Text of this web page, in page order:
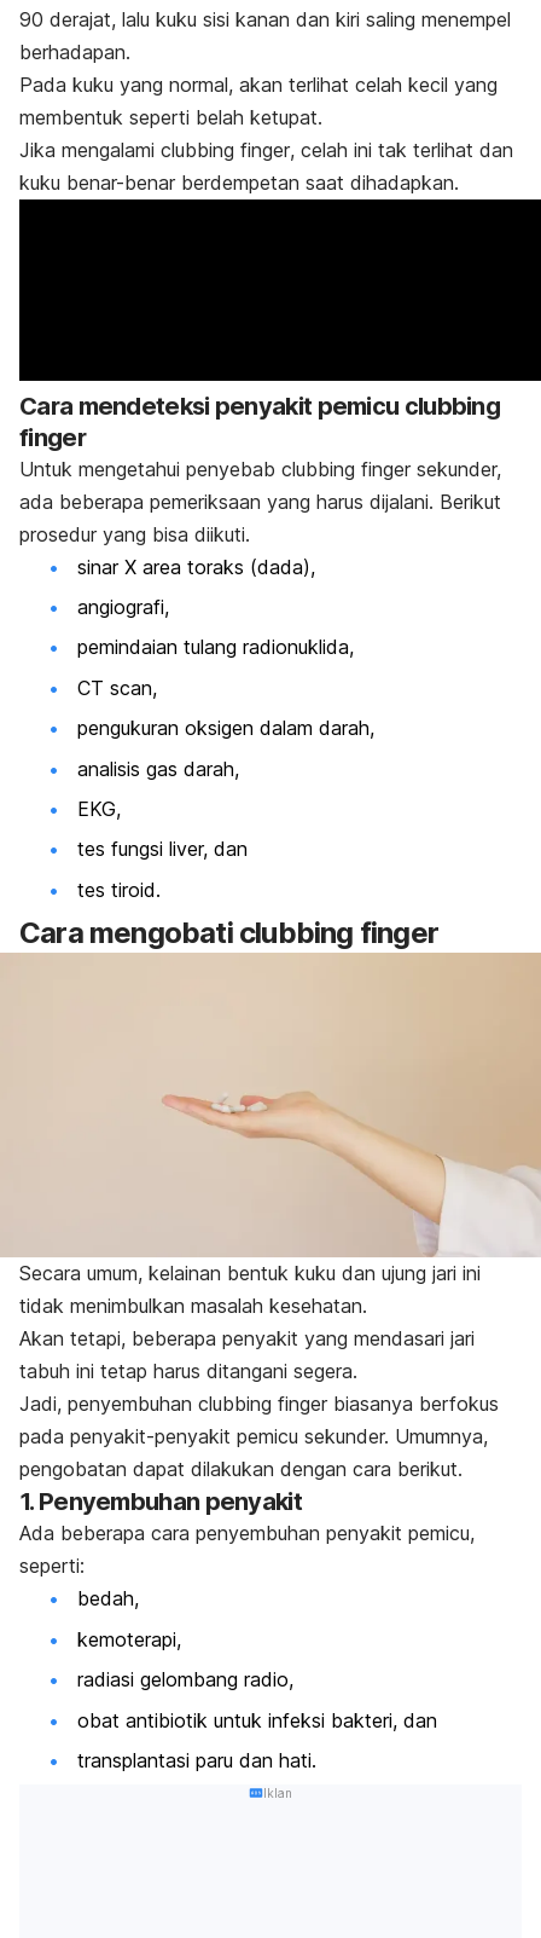
90 derajat, lalu kuku sisi kanan dan kiri saling menempel
berhadapan.
Pada kuku yang normal, akan terlihat celah kecil yang
membentuk seperti belah ketupat.
Jika mengalami clubbing finger, celah ini tak terlihat dan
kuku benar-benar berdempetan saat dihadapkan.
Cara mendeteksi penyakit pemicu clubbing
finger
Untuk mengetahui penyebab clubbing finger sekunder,
ada beberapa pemeriksaan yang harus dijalani. Berikut
prosedur yang bisa diikuti.
sinar X area toraks (dada),
angiografi,
pemindaian tulang radionuklida,
CT scan,
pengukuran oksigen dalam darah,
analisis gas darah,
EKG,
tes fungsi liver, dan
tes tiroid.
Cara mengobati clubbing finger
Secara umum, kelainan bentuk kuku dan ujung jari ini
tidak menimbulkan masalah kesehatan.
Akan tetapi, beberapa penyakit yang mendasari jari
tabuh ini tetap harus ditangani segera.
Jadi, penyembuhan clubbing finger biasanya berfokus
pada penyakit-penyakit pemicu sekunder. Umumnya,
pengobatan dapat dilakukan dengan cara berikut.
1. Penyembuhan penyakit
Ada beberapa cara penyembuhan penyakit pemicu,
seperti:
bedah,
kemoterapi,
radiasi gelombang radio,
obat antibiotik untuk infeksi bakteri, dan
transplantasi paru dan hati.
Iklan